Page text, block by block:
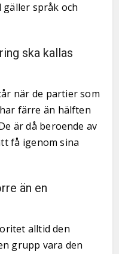
språk och
ska kallas
när de partier som
färre än hälften
är då beroende av
få igenom sina
än en
alltid den
grupp vara den